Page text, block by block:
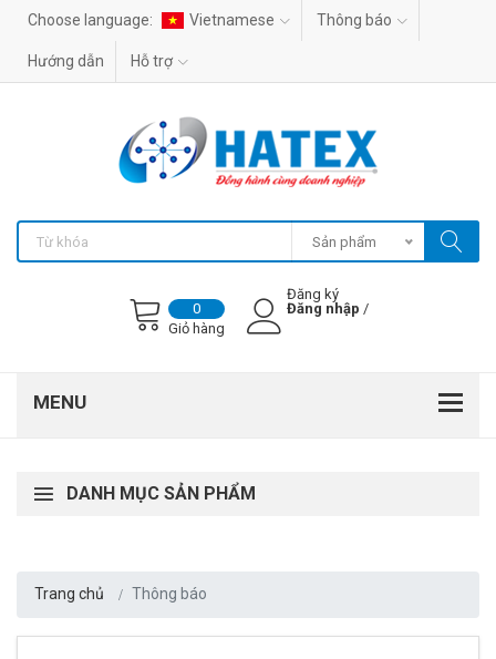
Choose language: Vietnamese Thông báo
Hướng dẫn Hỗ trợ
Sản phẩm
0
Giỏ hàng
Đăng ký
Đăng nhập /
DANH MỤC SẢN PHẨM
Trang chủ Thông báo